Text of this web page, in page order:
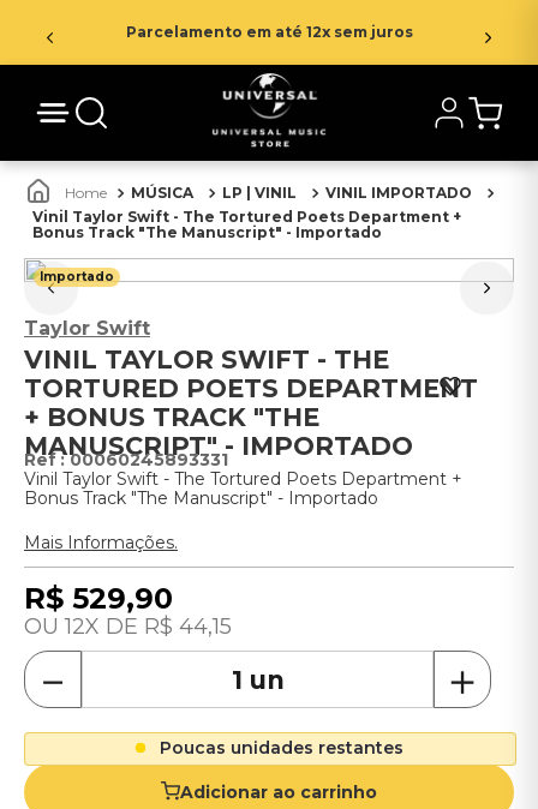
Parcelamento em até 12x sem juros
MÚSICA LP | VINIL
VINIL IMPORTADO
Vinil Taylor Swift - The Tortured Poets Department +
Bonus Track "The Manuscript" - Importado
Importado
Taylor Swift
VINIL TAYLOR SWIFT - THE
TORTURED POETS DEPARTMENT
+ BONUS TRACK "THE
MANUSCRIPT" - IMPORTADO
:00060245893331
Vinil Taylor Swift - The Tortured Poets Department +
Bonus Track "The Manuscript" - Importado
Mais Informações.
R$ 529,90
12 R$ 44,15
＋
－
Poucas unidades restantes
Adicionar ao carrinho